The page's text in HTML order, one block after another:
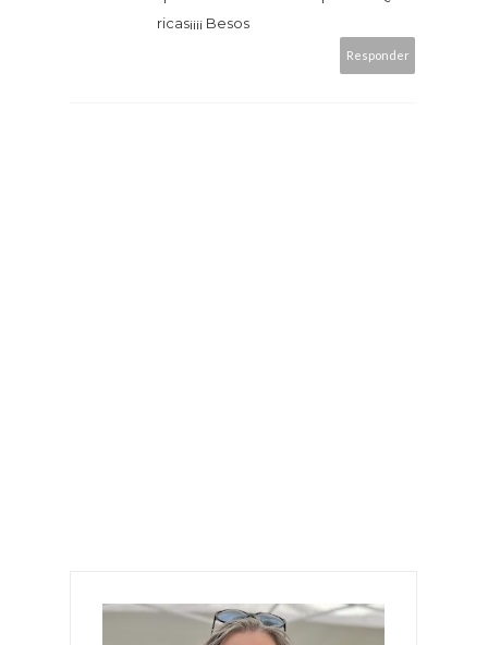
ricas¡¡¡¡ Besos
Responder